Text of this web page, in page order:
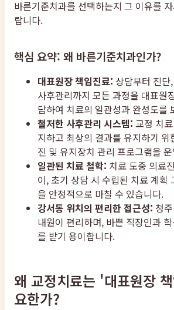
바른기준치과를 선택하는지 그 이유를
랍니다.
핵심 요약: 왜 바른기준치과인가?
대표원장 책임진료: 상담부터 진
사후관리까지 모든 과정을 대표원
담하여 치료의 일관성과 완성도를
철저한 사후관리 시스템: 교정 치
지하고 최상의 결과를 유지하기 위
진 및 유지장치 관리 프로그램을
일관된 치료 철학: 치료 도중 의료
이, 초기 상담 시 수립된 치료 계획
을 안정적으로 마칠 수 있습니다.
강서동 위치의 편리한 접근성: 청
내원이 편리하며, 바쁜 직장인과
를 받기 용이합니다.
왜 교정치료는 '대표원장
요한가?